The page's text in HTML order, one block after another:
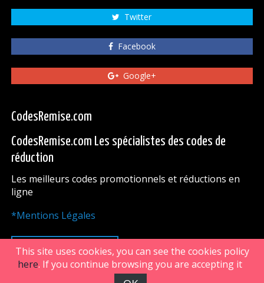
Twitter
Facebook
Google+
CodesRemise.com
CodesRemise.com Les spécialistes des codes de
réduction
Les meilleurs codes promotionnels et réductions en
ligne
*Mentions Légales
HAUT DE PAGE
This site uses cookies, you can see the cookies policy
here. If you continue browsing you are accepting it